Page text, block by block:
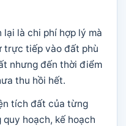
là chi phí hợp lý mà
trực tiếp vào đất phù
nhưng đến thời điểm
thu hồi hết.
tích đất của từng
hoạch, kế hoạch